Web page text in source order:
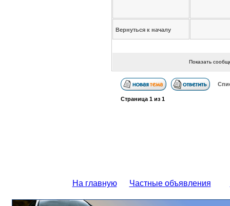
Вернуться к началу
Показать
Страница 1из 1
На главную Частные объявления